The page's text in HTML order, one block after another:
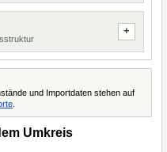
und Importdaten stehen auf
Umkreis